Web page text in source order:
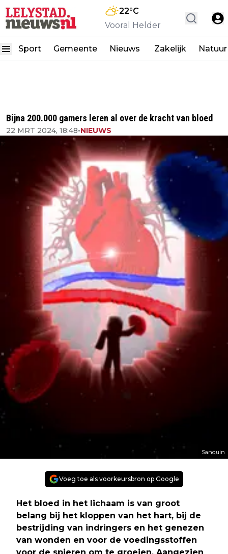
22°C
Vooral Helder
Sport Gemeente Nieuws Zakelijk Natuur
Bijna 200.000 gamers leren al over de kracht van bloed
22 MRT 2024, 18:48•NIEUWS
Sanquin
Voeg toe als voorkeursbron op Google
Het bloed in het lichaam is van groot
belang bij het kloppen van het hart, bij de
bestrijding van indringers en het genezen
van wonden en voor de voedingsstoffen
voor de spieren om te groeien. Aangezien